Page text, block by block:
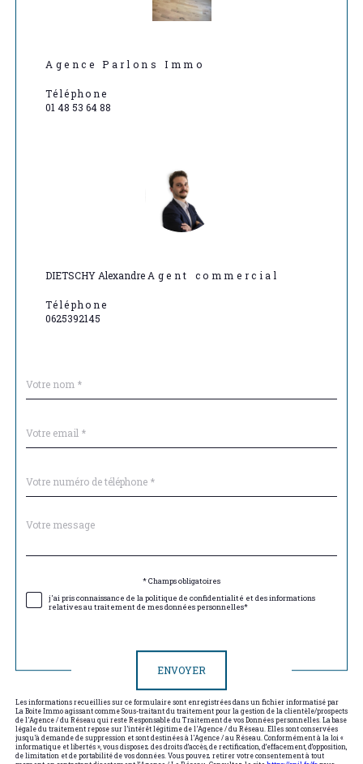
Agence Parlons Immo
Téléphone
01 48 53 64 88
DIETSCHY Alexandre Agent commercial
Téléphone
0625392145
par
*
*
*
Fieldset
Message
*
* Champs obligatoires
j'ai pris connaissance de la politique de confidentialité et des informations
relatives au traitement de mes données personnelles*
ENVOYER
Les informations recueillies sur ce formulaire sont enregistrées dans un fichier informatisé par
La Boite Immo agissant comme Sous-traitant du traitement pour la gestion de la clientèle/prospects
de l'Agence / du Réseau qui reste Responsable du Traitement de vos Données personnelles. La base
légale du traitement repose sur l'intérêt légitime de l'Agence / du Réseau. Elles sont conservées
jusqu'à demande de suppression et sont destinées à l'Agence / au Réseau. Conformément à la loi «
informatique et libertés », vous disposez des droits d’accès, de rectification, d’effacement, d’opposition,
de limitation et de portabilité de vos données. Vous pouvez retirer votre consentement à tout